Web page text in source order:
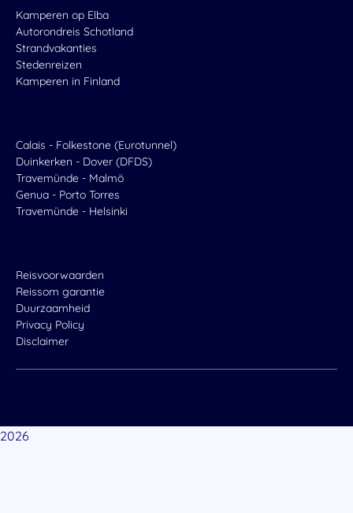
Kamperen op Elba
Autorondreis Schotland
Strandvakanties
Stedenreizen
Kamperen in Finland
Calais - Folkestone (Eurotunnel)
Duinkerken - Dover (DFDS)
Travemünde - Malmö
Genua - Porto Torres
Travemünde - Helsinki
Reisvoorwaarden
Reissom garantie
Duurzaamheid
Privacy Policy
Disclaimer
2026